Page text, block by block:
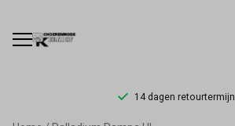
14 dagen retourtermijn